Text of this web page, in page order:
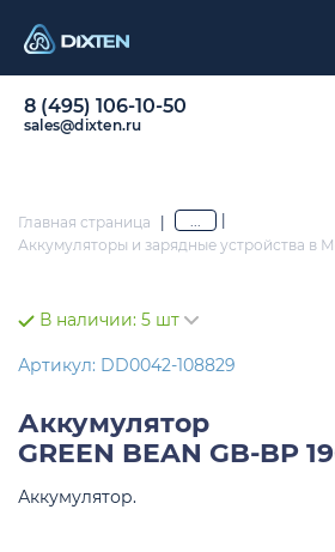
8 (495) 106-10-50
sales@dixten.ru
Главная страница | ...
Аккумуляторы и зарядные устройства в
В наличии: 5 шт
Артикул: DD0042-108829
Аккумулятор
GREEN BEAN GB-BP
Аккумулятор.